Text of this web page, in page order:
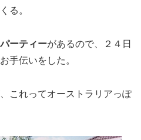
る。
ーティーがあるので、２４日
手伝いをした。
これってオーストラリアっぽ